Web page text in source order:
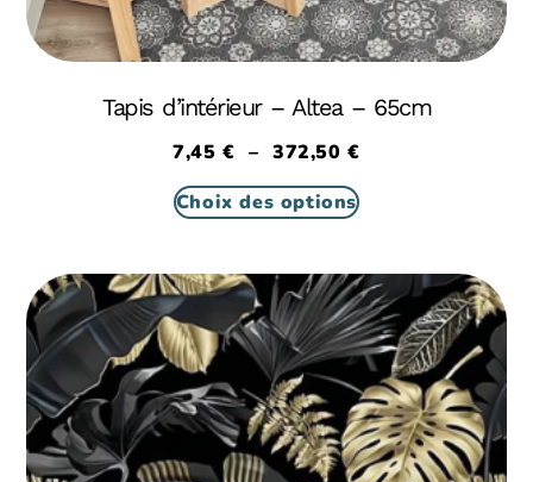
Tapis d’intérieur – Altea – 65cm
7,45€ – 372,50€
Choix des options